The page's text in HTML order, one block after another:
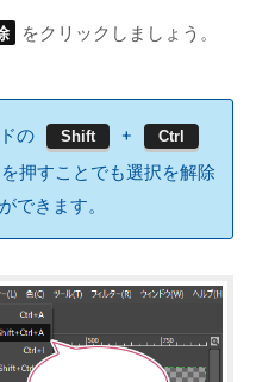
をクリックしましょう。
の Shift + Ctrl
を押すことでも選択を解除
できます。